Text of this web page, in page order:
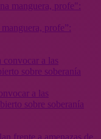
profe”:
a las
sobre soberanía